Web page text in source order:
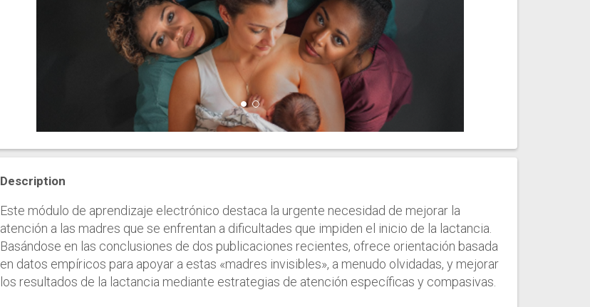
Description
Este módulo de aprendizaje electrónico destaca la urgente necesidad de mejorar la
atención a las madres que se enfrentan a dificultades que impiden el inicio de la lactancia.
Basándose en las conclusiones de dos publicaciones recientes, ofrece orientación basada
en datos empíricos para apoyar a estas «madres invisibles», a menudo olvidadas, y mejorar
los resultados de la lactancia mediante estrategias de atención específicas y compasivas.